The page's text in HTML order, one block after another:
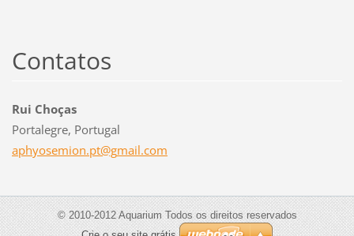
Contatos
Rui Choças
Portalegre, Portugal
aphyosemion.pt@gmail.com
© 2010-2012 Aquarium Todos os direitos reservados